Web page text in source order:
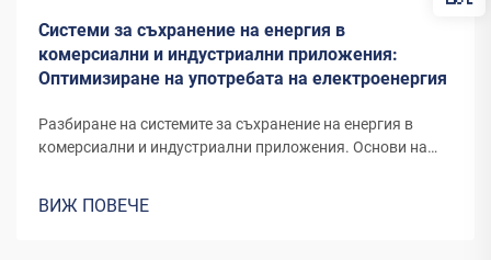
Системи за съхранение на енергия в
комерсиални и индустриални приложения:
Оптимизиране на употребата на електроенергия
Разбиране на системите за съхранение на енергия в
комерсиални и индустриални приложения. Основи на
на енергия днес действат като критични компоненти за
ВИЖ ПОВЕЧЕ